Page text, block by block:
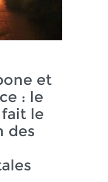
et
: le
le
des